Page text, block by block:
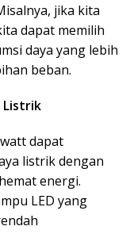
jika kita
dapat memilih
daya yang lebih
beban.
Listrik
dapat
listrik dengan
energi.
LED yang